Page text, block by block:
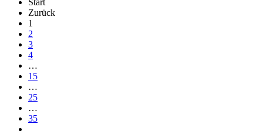
Zurück
1
2
3
4
…
15
…
25
…
35
…